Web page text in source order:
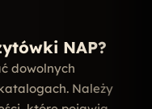
NAP?
dowolnych
Należy